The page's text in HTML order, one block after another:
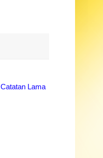
Catatan Lama